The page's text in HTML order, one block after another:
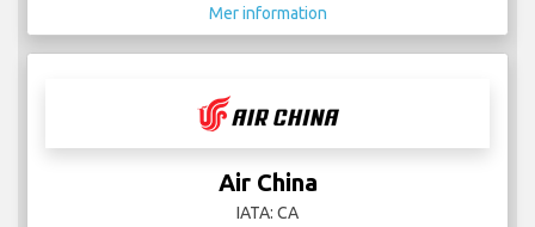
Mer information
Air China
IATA: CA